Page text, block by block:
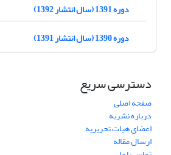
دوره 1391 (سال انتشار 1392)
دوره 1390 (سال انتشار 1391)
دسترسی سریع
صفحه اصلی
درباره نشریه
اعضای هیات تحریریه
ارسال مقاله